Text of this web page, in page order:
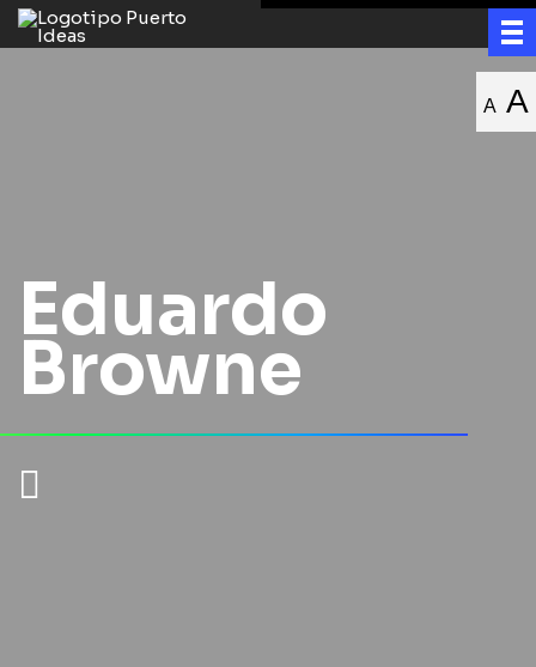
A A
Eduardo
Browne